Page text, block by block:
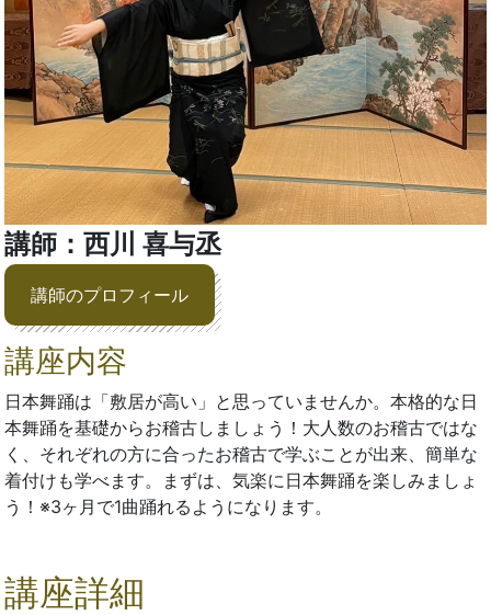
講師：西川 喜与丞
講師のプロフィール
講座内容
日本舞踊は「敷居が高い」と思っていませんか。本格的な日
本舞踊を基礎からお稽古しましょう！大人数のお稽古ではな
く、それぞれの方に合ったお稽古で学ぶことが出来、簡単な
着付けも学べます。まずは、気楽に日本舞踊を楽しみましょ
う！※3ヶ月で1曲踊れるようになります。
講座詳細